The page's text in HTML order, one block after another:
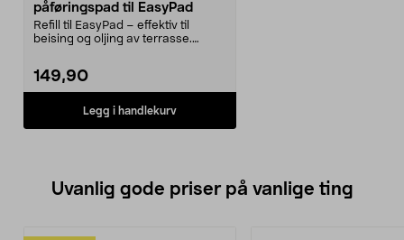
påføringspad til EasyPad
Refill til EasyPad – effektiv til
beising og oljing av terrasse.
149,90
Legg i handlekurv
Uvanlig gode priser på vanlige ting